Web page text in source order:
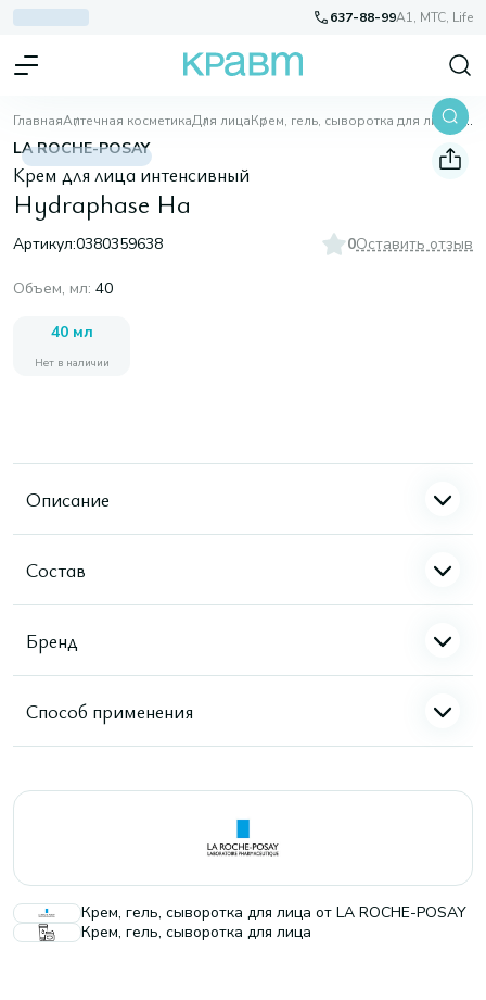
637-88-99A1, МТС, Life
ГлавнаяАптечная косметикаДля лицаКрем, гель, сыворотка для лица Hydraphase Ha
LA ROCHE-POSAY
Крем для лица интенсивный
Hydraphase Ha
Артикул:0380359638 0Оставить отзыв
Объем, мл: 40
40 мл
Нет в наличии
Описание
Состав
Бренд
Способ применения
Крем, гель, сыворотка для лица от LA ROCHE-POSAY
Крем, гель, сыворотка для лица